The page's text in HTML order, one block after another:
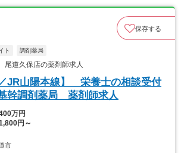
保存する
ト 調剤薬局
道久保店の薬剤師求人
JR山陽本線】 栄養士の相談受付
幹調剤薬局 薬剤師求人
万円
円～
市